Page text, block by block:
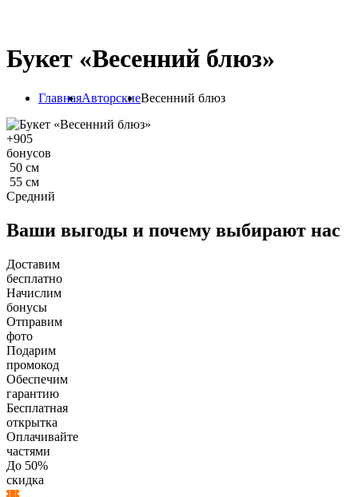
Букет «Весенний блюз»
ГлавнаяАвторскиеВесенний блюз
+905
бонусов
50 см
55 см
Средний
Ваши выгоды и почему выбирают нас
Доставим
бесплатно
Начислим
бонусы
Отправим
фото
Подарим
промокод
Обеспечим
гарантию
Бесплатная
открытка
Оплачивайте
частями
До 50%
скидка